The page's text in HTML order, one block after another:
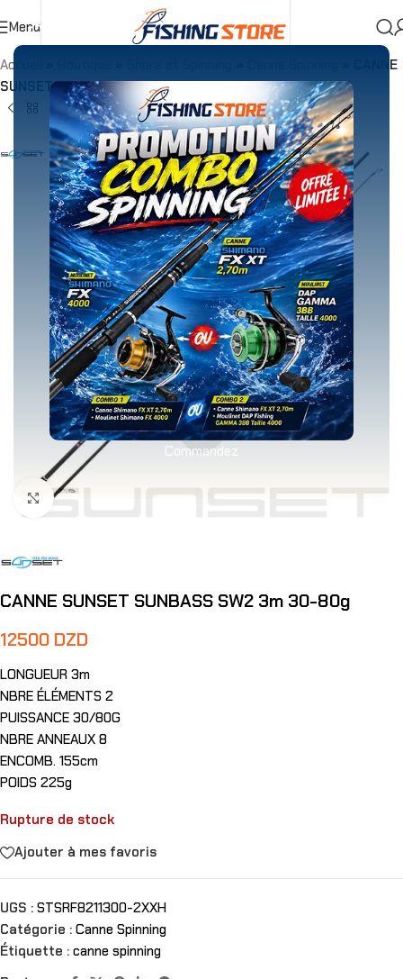
Commandez
Menu
Accueil
CANNE
SUNSET SUNBASS SW2 3m 30-80g
Agrandir
CANNE SUNSET SUNBASS SW2 3m 30-80g
12500 DZD
LONGUEUR 3m
NBRE ÉLÉMENTS 2
PUISSANCE 30/80G
NBRE ANNEAUX 8
ENCOMB. 155cm
POIDS 225g
Rupture de stock
Ajouter à mes favoris
UGS : STSRF8211300-2XXH
Catégorie : Canne Spinning
Étiquette : canne spinning